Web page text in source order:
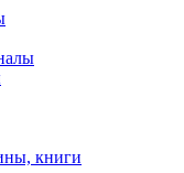
книги